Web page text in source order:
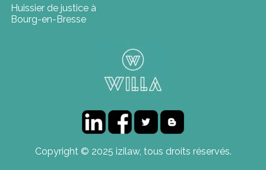
Huissier de justice à
Bourg-en-Bresse
Copyright © 2025 izilaw, tous droits réservés.